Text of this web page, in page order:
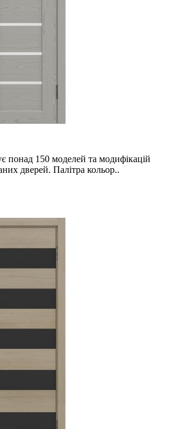
150 моделей та модифікацій
дверей. Палітра кольор..